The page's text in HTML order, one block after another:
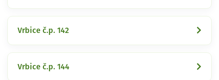
Vrbice č.p. 142
Vrbice č.p. 144